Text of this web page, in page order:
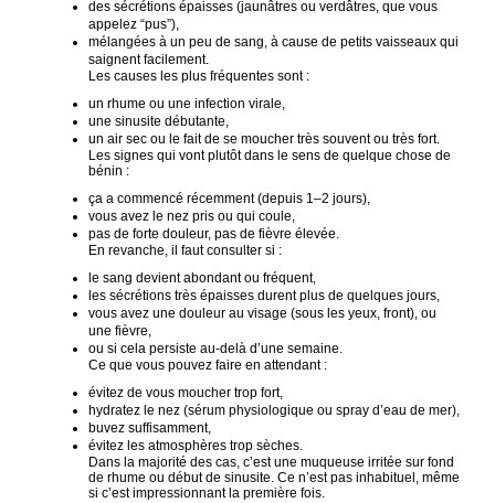
des sécrétions épaisses (jaunâtres ou verdâtres, que vous
appelez “pus”),
mélangées à un peu de sang, à cause de petits vaisseaux qui
saignent facilement.
Les causes les plus fréquentes sont :
un rhume ou une infection virale,
une sinusite débutante,
un air sec ou le fait de se moucher très souvent ou très fort.
Les signes qui vont plutôt dans le sens de quelque chose de
bénin :
ça a commencé récemment (depuis 1–2 jours),
vous avez le nez pris ou qui coule,
pas de forte douleur, pas de fièvre élevée.
En revanche, il faut consulter si :
le sang devient abondant ou fréquent,
les sécrétions très épaisses durent plus de quelques jours,
vous avez une douleur au visage (sous les yeux, front), ou
une fièvre,
ou si cela persiste au-delà d’une semaine.
Ce que vous pouvez faire en attendant :
évitez de vous moucher trop fort,
hydratez le nez (sérum physiologique ou spray d’eau de mer),
buvez suffisamment,
évitez les atmosphères trop sèches.
Dans la majorité des cas, c’est une muqueuse irritée sur fond
de rhume ou début de sinusite. Ce n’est pas inhabituel, même
si c’est impressionnant la première fois.